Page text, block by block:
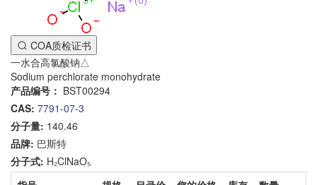
COA质检证书
一水合高氯酸钠△
Sodium perchlorate monohydrate
产品编号： BST00294
CAS: 7791-07-3
分子量: 140.46
品牌: 巴斯特
分子式: H₂ClNaO₅